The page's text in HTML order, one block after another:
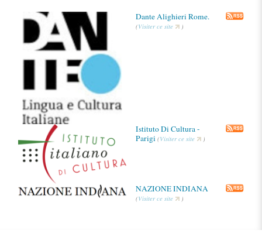
Dante Alighieri Rome.
(Visiter ce site )
Istituto Di Cultura -
Parigi (Visiter ce site )
NAZIONE INDIANA
(Visiter ce site )